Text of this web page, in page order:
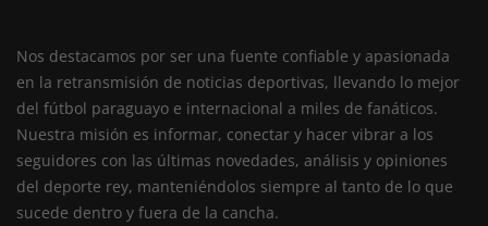
Nos destacamos por ser una fuente confiable y apasionada
en la retransmisión de noticias deportivas, llevando lo mejor
del fútbol paraguayo e internacional a miles de fanáticos.
Nuestra misión es informar, conectar y hacer vibrar a los
seguidores con las últimas novedades, análisis y opiniones
del deporte rey, manteniéndolos siempre al tanto de lo que
sucede dentro y fuera de la cancha.